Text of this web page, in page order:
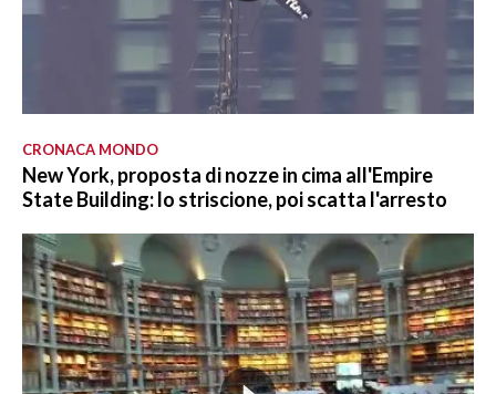
CRONACA MONDO
New York, proposta di nozze in cima all'Empire
State Building: lo striscione, poi scatta l'arresto